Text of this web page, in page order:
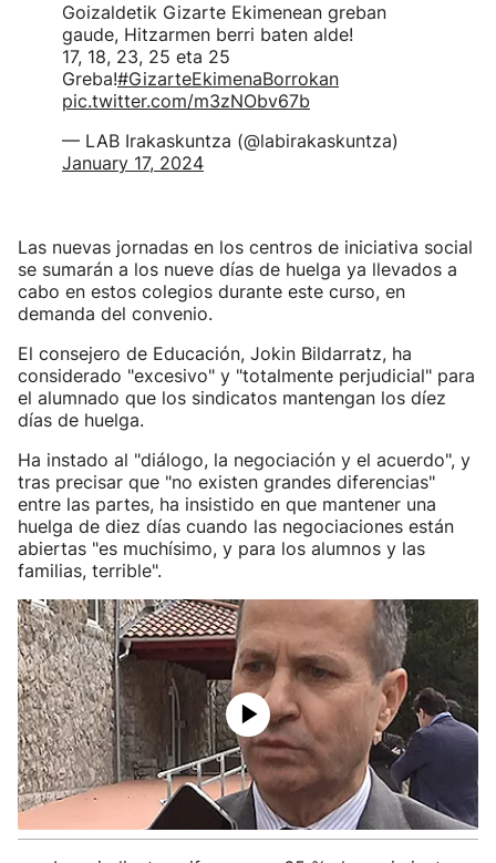
Goizaldetik Gizarte Ekimenean greban
gaude, Hitzarmen berri baten alde!
17, 18, 23, 25 eta 25
Greba!#GizarteEkimenaBorrokan
pic.twitter.com/m3zNObv67b
— LAB Irakaskuntza (@labirakaskuntza)
January 17, 2024
Las nuevas jornadas en los centros de iniciativa social
se sumarán a los nueve días de huelga ya llevados a
cabo en estos colegios durante este curso, en
demanda del convenio.
El consejero de Educación, Jokin Bildarratz, ha
considerado "excesivo" y "totalmente perjudicial" para
el alumnado que los sindicatos mantengan los díez
días de huelga.
Ha instado al "diálogo, la negociación y el acuerdo", y
tras precisar que "no existen grandes diferencias"
entre las partes, ha insistido en que mantener una
huelga de diez días cuando las negociaciones están
abiertas "es muchísimo, y para los alumnos y las
familias, terrible".